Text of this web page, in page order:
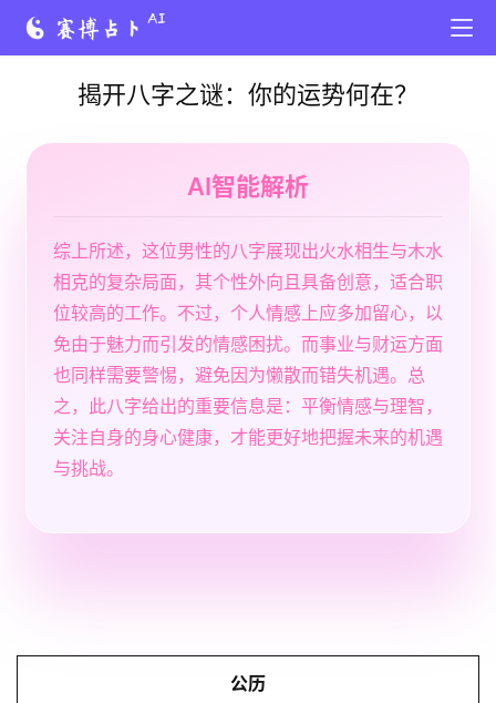
揭开八字之谜：你的运势何在？
AI智能解析
综上所述，这位男性的八字展现出火水相生与木水
相克的复杂局面，其个性外向且具备创意，适合职
位较高的工作。不过，个人情感上应多加留心，以
免由于魅力而引发的情感困扰。而事业与财运方面
也同样需要警惕，避免因为懒散而错失机遇。总
之，此八字给出的重要信息是：平衡情感与理智，
关注自身的身心健康，才能更好地把握未来的机遇
与挑战。
公历